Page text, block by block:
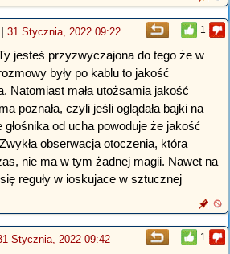
1
| 31 Stycznia, 2022 09:22
jesteś przyzwyczajona do tego że w
były po kablu to jakość
Natomiast mała utożsamia jakość
poznała, czyli jeśli oglądała bajki na
głośnika od ucha powoduje że jakość
obserwacja otoczenia, która
nie ma w tym żadnej magii. Nawet na
reguły w ioskujace w sztucznej
1
Stycznia, 2022 09:42